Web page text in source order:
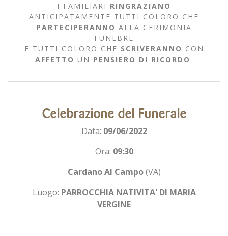
I FAMILIARI RINGRAZIANO
ANTICIPATAMENTE TUTTI COLORO CHE
PARTECIPERANNO ALLA CERIMONIA
FUNEBRE
E TUTTI COLORO CHE SCRIVERANNO CON
AFFETTO UN PENSIERO DI RICORDO .
Celebrazione del Funerale
Data: 09/06/2022
Ora: 09:30
Cardano Al Campo(VA)
Luogo: PARROCCHIA NATIVITA' DI MARIA
VERGINE